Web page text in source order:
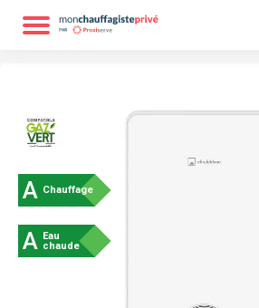
A Chauffage
A Eau
chaude